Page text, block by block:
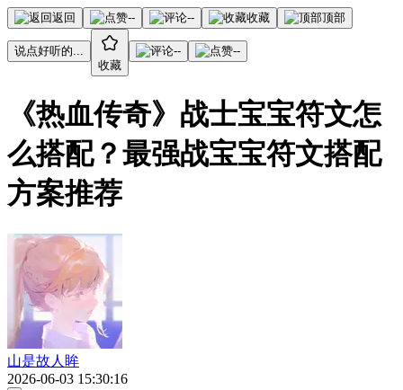
返回 -- -- 收藏 顶部
说点好听的...
收藏
-- --
《热血传奇》战士宝宝符文怎
么搭配？最强战宝宝符文搭配
方案推荐
山是故人眸
2026-06-03 15:30:16